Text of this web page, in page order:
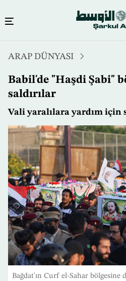
atla
ARAP DÜNYASI
Babil'de "Haşdi Şabi"
saldırılar
Vali yaralılara yardım
Bağdat'ın Curf el-Sahar bölgesine